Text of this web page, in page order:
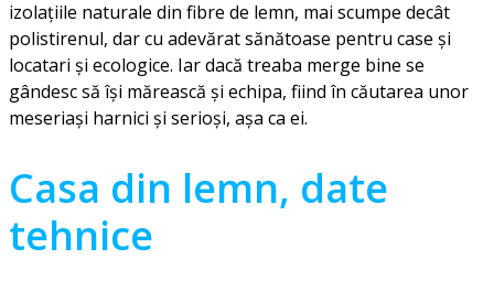
izolațiile naturale din fibre de lemn, mai scumpe decât
polistirenul, dar cu adevărat sănătoase pentru case și
locatari și ecologice. Iar dacă treaba merge bine se
gândesc să își mărească și echipa, fiind în căutarea unor
meseriași harnici și serioși, așa ca ei.
Casa din lemn, date
tehnice